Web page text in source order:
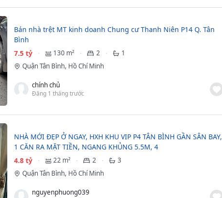
Bán nhà trệt MT kinh doanh Chung cư Thanh Niên P14 Q. Tân
Bình
7.5 tỷ
130 m² 2
1
Quận Tân Bình, Hồ Chí Minh
chính chủ
Đăng 1 tháng trước
NHÀ MỚI ĐẸP Ở NGAY, HXH KHU VIP P4 TÂN BÌNH GẦN SÂN BAY,
1 CĂN RA MẶT TIỀN, NGANG KHỦNG 5.5M, 4
4.8 tỷ
22 m² 2
3
Quận Tân Bình, Hồ Chí Minh
nguyenphuong039